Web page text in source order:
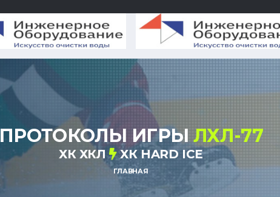
ПРОТОКОЛЫ ИГРЫЛХЛ-77
ХК ХКЛ ХК HARD ICE
ГЛАВНАЯ